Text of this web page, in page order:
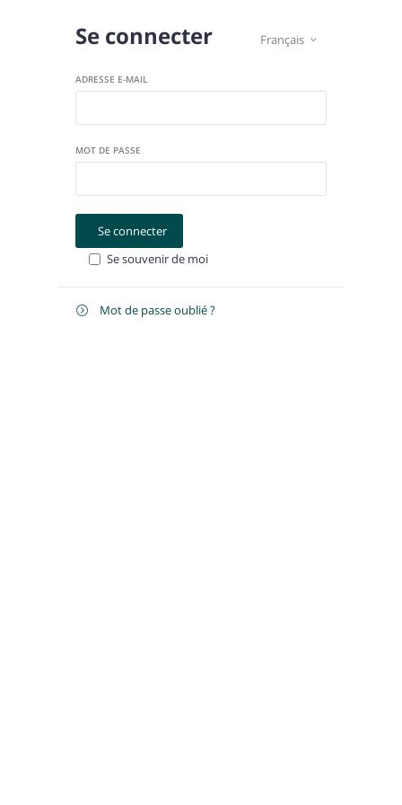
Français 
Se connecter
ADRESSE E-MAIL
MOT DE PASSE
Se connecter
Se souvenir de moi
 Mot de passe oublié ?